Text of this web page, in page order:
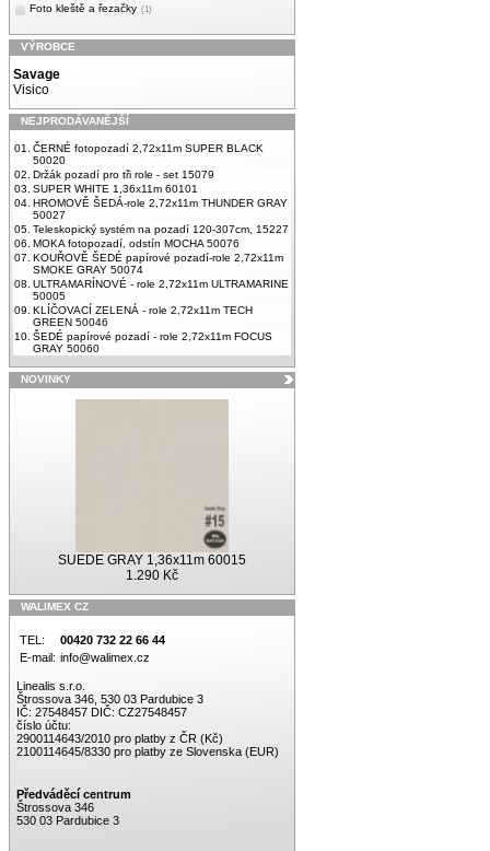
Foto kleště a řezačky (1)
VÝROBCE
Savage
Visico
NEJPRODÁVANĚJŠÍ
01.
ČERNÉ fotopozadí 2,72x11m SUPER BLACK
50020
02. Držák pozadí pro tři role - set 15079
03. SUPER WHITE 1,36x11m 60101
04. HROMOVĚ ŠEDÁ-role 2,72x11m THUNDER GRAY
50027
05. Teleskopický systém na pozadí 120-307cm, 15227
06. MOKA fotopozadí, odstín MOCHA 50076
07. KOUŘOVĚ ŠEDÉ papírové pozadí-role 2,72x11m
SMOKE GRAY 50074
08. ULTRAMARÍNOVÉ - role 2,72x11m ULTRAMARINE
50005
09. KLÍČOVACÍ ZELENÁ - role 2,72x11m TECH
GREEN 50046
10. ŠEDÉ papírové pozadí - role 2,72x11m FOCUS
GRAY 50060
NOVINKY
SUEDE GRAY 1,36x11m 60015
1.290 Kč
WALIMEX CZ
TEL:
00420 732 22 66 44
E-mail: info@walimex.cz
Linealis s.r.o.
Štrossova 346, 530 03 Pardubice 3
IČ: 27548457 DIČ: CZ27548457
číslo účtu:
2900114643/2010 pro platby z ČR (Kč)
2100114645/8330 pro platby ze Slovenska (EUR)
Předváděcí centrum
Štrossova 346
530 03 Pardubice 3